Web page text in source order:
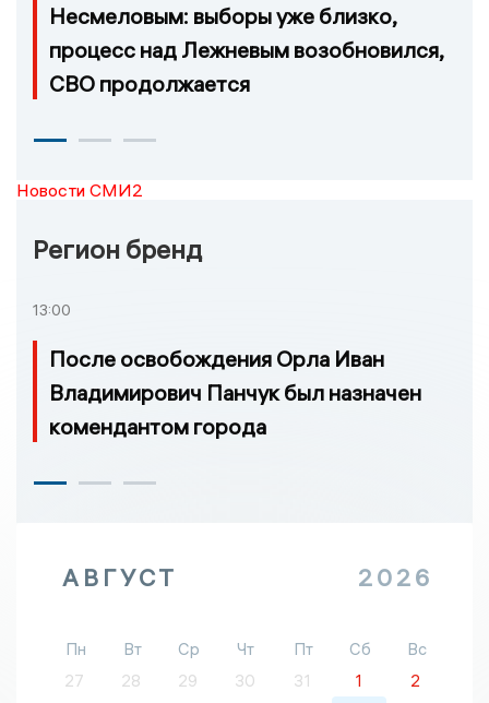
Несмеловым: выборы уже близко,
процесс над Лежневым возобновился,
СВО продолжается
Новости СМИ2
Регион бренд
13:00
После освобождения Орла Иван
Владимирович Панчук был назначен
комендантом города
АВГУСТ 2026
Пн Вт Ср Чт Пт Сб
Вс
27
28 29 30 31 1
2